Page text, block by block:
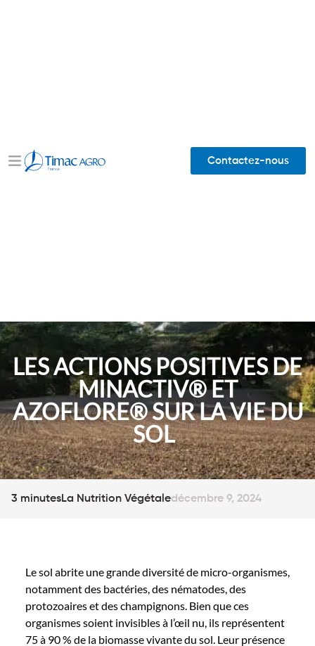
Contactez-nous
LES ACTIONS POSITIVES DE
MINACTIV® ET
AZOFLORE® SUR LA VIE DU
SOL
3 minutesLa Nutrition Végétaledécembre 9, 2024
Le sol abrite une grande diversité de micro-organismes,
notamment des bactéries, des nématodes, des
protozoaires et des champignons. Bien que ces
organismes soient invisibles à l’œil nu, ils représentent
75 à 90 % de la biomasse vivante du sol. Leur présence